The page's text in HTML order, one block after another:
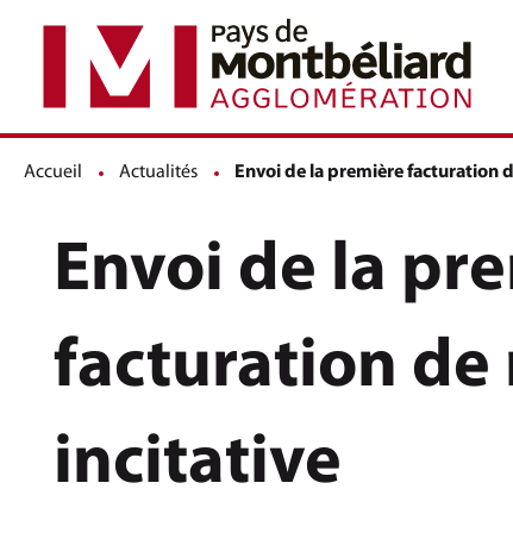
Accueil Actualités Page active :
Envoi de la première facturation
Envoi de la
facturation de
incitative